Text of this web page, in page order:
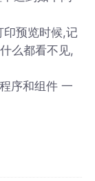
印预览时候,记
么都看不见,
序和组件 一